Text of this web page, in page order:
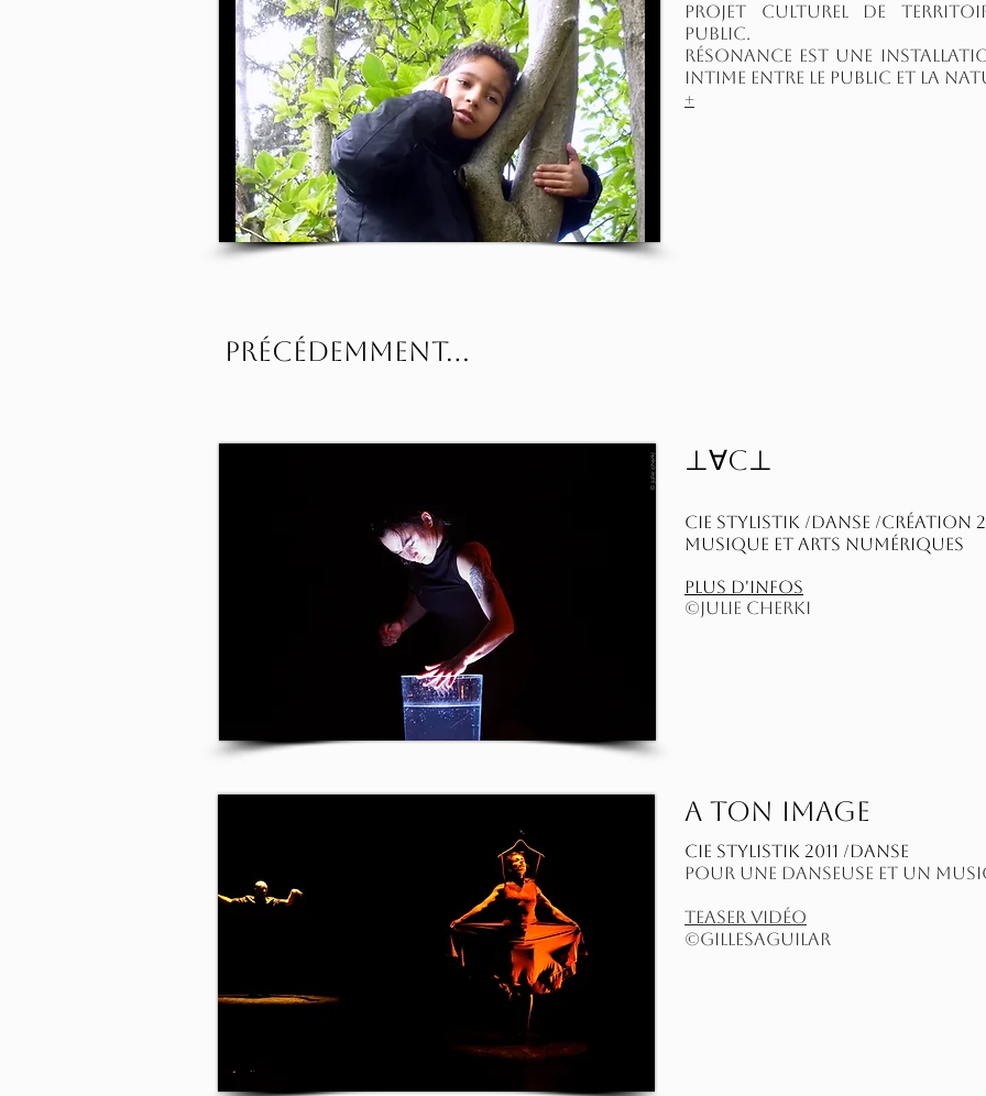
projet culturel de
public.
Résonance est une
intime entre le public et la
+
Précédemment...
⊥∀C⊥
Cie Stylistik /DANSE /création
MUSIQUE et arts numériques
plus d'infos
©JULIE CHERKI
A ton image
​Cie Stylistik 2011 /DANSE
pour une danseuse et un
teaser vidéo
©GillesAguilar